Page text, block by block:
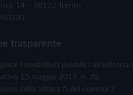
14 – 38122 Trento
trasparente
i contributi pubblici all'editoria
15 maggio 2017, n. 70.
della lettera f) del comma 2